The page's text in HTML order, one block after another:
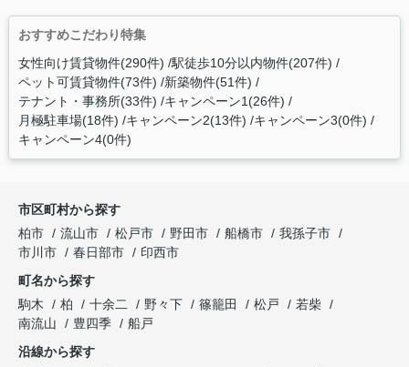
おすすめこだわり特集
女性向け賃貸物件(290件) 駅徒歩10分以内物件(207件)
ペット可賃貸物件(73件) 新築物件(51件)
テナント・事務所(33件) キャンペーン1(26件)
月極駐車場(18件) キャンペーン2(13件) キャンペーン3(0件)
キャンペーン4(0件)
市区町村から探す
柏市
流山市 松戸市 野田市 船橋市
我孫子市
市川市
春日部市
印西市
町名から探す
駒木
柏 十余二 野々下 篠籠田 松戸
若柴
南流山
豊四季
船戸
沿線から探す